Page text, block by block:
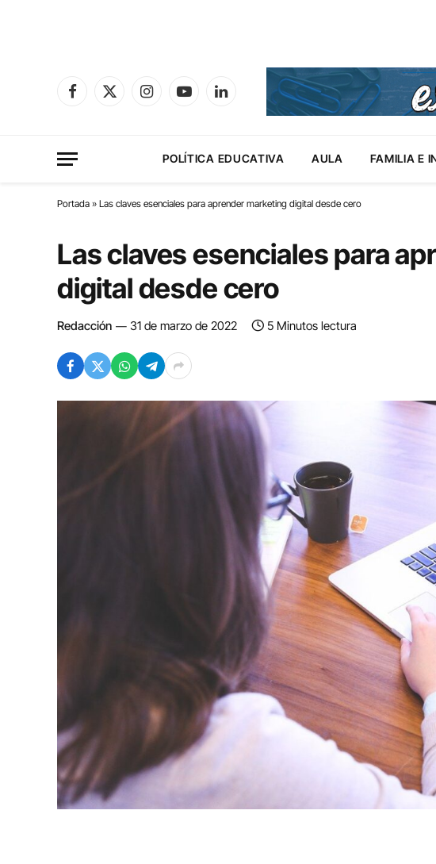
Facebook
X
InstagramYouTubeLinkedIn
POLÍTICA EDUCATIVA AULA FAMILIA E
Portada » Las claves esenciales para aprender marketing digital desde cero
Las claves esenciales para
digital desde cero
Redacción 31 de marzo de 2022 5 Minutos lectura